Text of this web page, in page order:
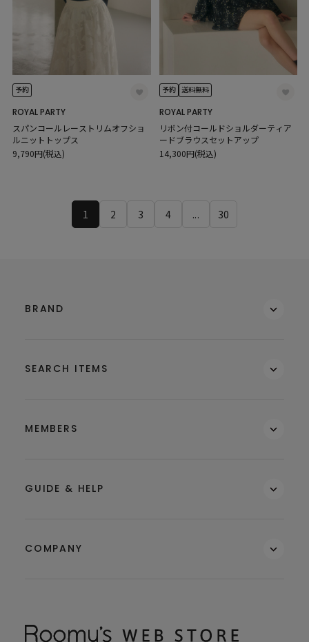
予約
ROYAL PARTY
スパンコールレーストリムオフショ
ルニットトップス
9,790円(税込)
予約 送料無料
ROYAL PARTY
リボン付コールドショルダーティア
ードブラウスセットアップ
14,300円(税込)
1 2 3 4 ... 30
BRAND
SEARCH ITEMS
MEMBERS
GUIDE & HELP
COMPANY